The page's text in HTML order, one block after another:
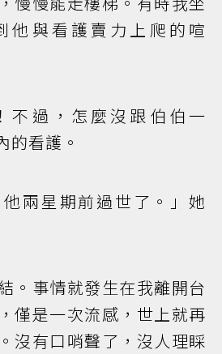
他與看護賣力上爬的喧
不過，怎麼沒跟伯伯一
的看護。
他兩星期前過世了。」她
。事情就發生在我離開台
僅是一次流感，世上就再
沒有口哨聲了，沒人理睬